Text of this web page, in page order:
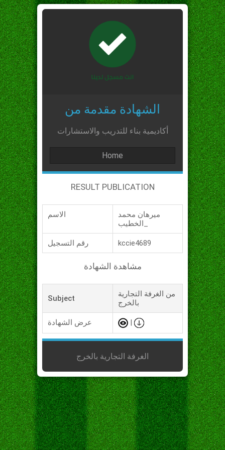
الشهادة مقدمة من
أكاديمية بناء للتدريب والاستشارات
Home
RESULT PUBLICATION
الاسم
ميرهان محمد
رقم التسجيل kccie4689
مشاهدة الشهادة
Subject
من الغرفة التجارية
بالخرج
عرض الشهادة
الغرفة التجارية بالخرج